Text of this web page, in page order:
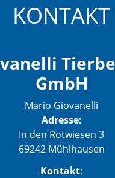
KONTAKT
GmbH
Mario Giovanelli
Adresse:
In den Rotwiesen 3
69242 Mühlhausen
Kontakt: